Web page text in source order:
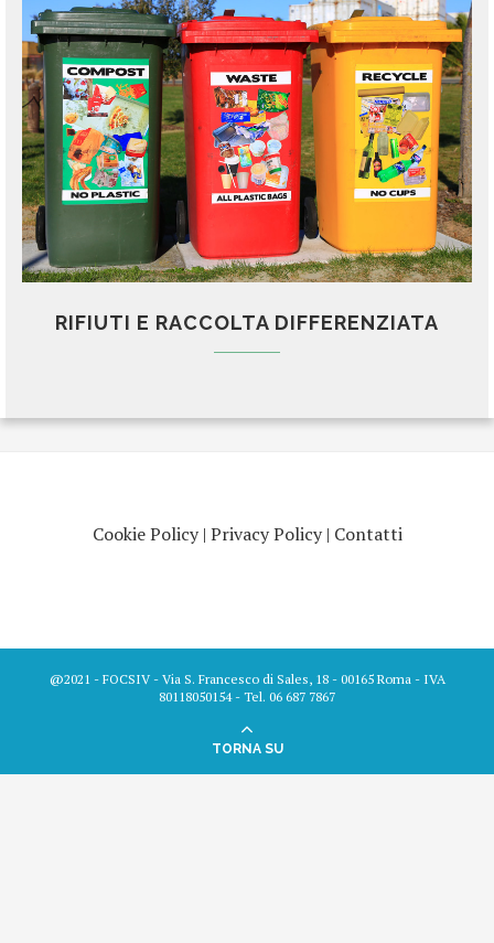
RIFIUTI E RACCOLTA DIFFERENZIATA
Cookie Policy| Privacy Policy| Contatti
@2021 - FOCSIV - Via S. Francesco di Sales, 18 - 00165 Roma - IVA
80118050154 - Tel. 06 687 7867
TORNA SU